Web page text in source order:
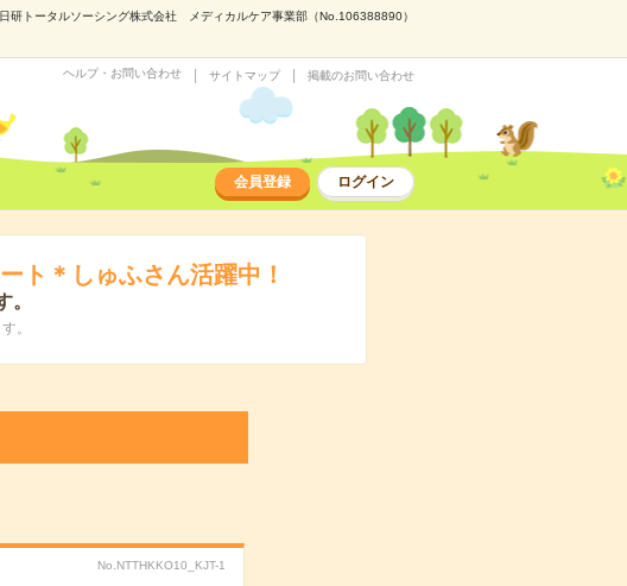
研トータルソーシング株式会社 メディカルケア事業部（No.106388890）
ヘルプ・お問い合わせ サイトマップ 掲載のお問い合わせ
会員登録 ログイン
ト＊しゅふさん活躍中！
。
No.NTTHKKO10_KJT-1